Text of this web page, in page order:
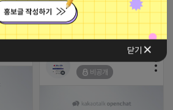
닫기
용 KT아이피서비스!!
2023-09-06 14:23:39
ㄱ고려신용정보 이세준2878-7442
비공개